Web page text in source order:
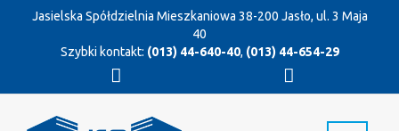
Jasielska Spółdzielnia Mieszkaniowa 38-200 Jasło, ul. 3 Maja
40
Szybki kontakt: (013) 44-640-40, (013) 44-654-29